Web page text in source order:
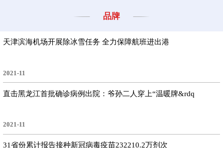
品牌
天津滨海机场开展除冰雪任务 全力保障航班进出港
2021-11
直击黑龙江首批确诊病例出院：爷孙二人穿上“温暖牌&rdq
2021-11
31省份累计报告接种新冠病毒疫苗232210.2万剂次